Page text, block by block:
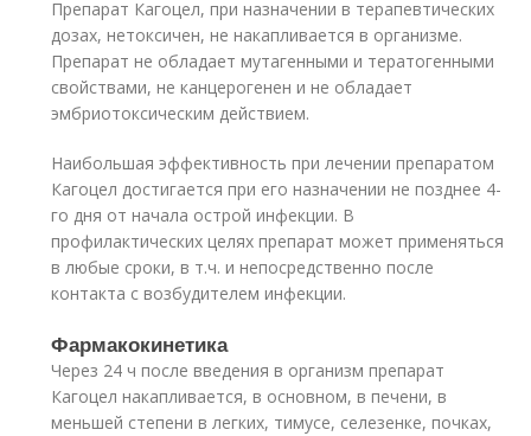
Препарат Кагоцел, при назначении в терапевтических
дозах, нетоксичен, не накапливается в организме.
Препарат не обладает мутагенными и тератогенными
свойствами, не канцерогенен и не обладает
эмбриотоксическим действием.
Наибольшая эффективность при лечении препаратом
Кагоцел достигается при его назначении не позднее 4-
го дня от начала острой инфекции. В
профилактических целях препарат может применяться
в любые сроки, в т.ч. и непосредственно после
контакта с возбудителем инфекции.
Фармакокинетика
Через 24 ч после введения в организм препарат
Кагоцел накапливается, в основном, в печени, в
меньшей степени в легких, тимусе, селезенке, почках,